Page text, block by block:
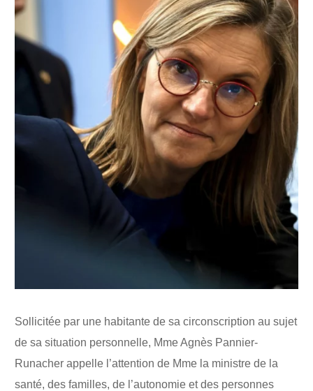
Sollicitée par une habitante de sa circonscription au sujet
de sa situation personnelle, Mme Agnès Pannier-
Runacher appelle l’attention de Mme la ministre de la
santé, des familles, de l’autonomie et des personnes